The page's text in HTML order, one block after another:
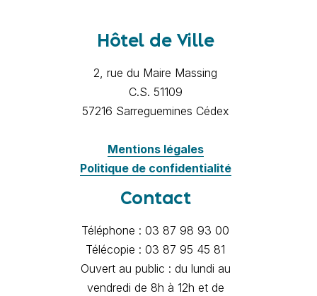
Hôtel de Ville
2, rue du Maire Massing
C.S. 51109
57216 Sarreguemines Cédex
Mentions légales
Politique de confidentialité
Contact
Téléphone : 03 87 98 93 00
Télécopie : 03 87 95 45 81
Ouvert au public : du lundi au
vendredi de 8h à 12h et de